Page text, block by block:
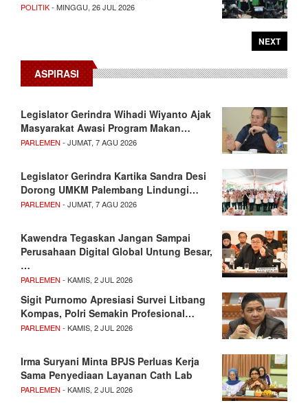
POLITIK- MINGGU, 26 JUL 2026
NEXT
ASPIRASI
Legislator Gerindra Wihadi Wiyanto Ajak
Masyarakat Awasi Program Makan…
PARLEMEN - JUMAT, 7 AGU 2026
Legislator Gerindra Kartika Sandra Desi
Dorong UMKM Palembang Lindungi…
PARLEMEN - JUMAT, 7 AGU 2026
Kawendra Tegaskan Jangan Sampai
Perusahaan Digital Global Untung Besar,
…
PARLEMEN - KAMIS, 2 JUL 2026
Sigit Purnomo Apresiasi Survei Litbang
Kompas, Polri Semakin Profesional…
PARLEMEN - KAMIS, 2 JUL 2026
Irma Suryani Minta BPJS Perluas Kerja
Sama Penyediaan Layanan Cath Lab
PARLEMEN - KAMIS, 2 JUL 2026